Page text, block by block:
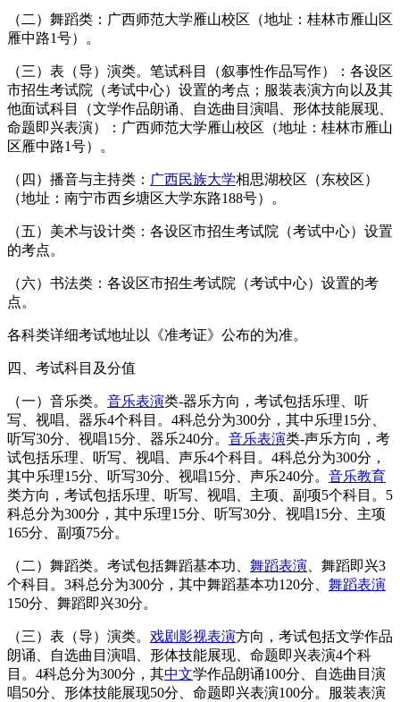
（二）舞蹈类：广西师范大学雁山校区（地址：桂林市雁山区
雁中路1号）。
（三）表（导）演类。笔试科目（叙事性作品写作）：各设区
市招生考试院（考试中心）设置的考点；服装表演方向以及其
他面试科目（文学作品朗诵、自选曲目演唱、形体技能展现、
命题即兴表演）：广西师范大学雁山校区（地址：桂林市雁山
区雁中路1号）。
（四）播音与主持类： 广西民族大学相思湖校区（东校区）
（地址：南宁市西乡塘区大学东路188号）。
（五）美术与设计类：各设区市招生考试院（考试中心）设置
的考点。
（六）书法类：各设区市招生考试院（考试中心）设置的考
点。
各科类详细考试地址以《准考证》公布的为准。
四、考试科目及分值
（一）音乐类。 音乐表演类-器乐方向，考试包括乐理、听
写、视唱、器乐4个科目。4科总分为300分，其中乐理15分、
听写30分、视唱15分、器乐240分。 音乐表演类-声乐方向，考
试包括乐理、听写、视唱、声乐4个科目。4科总分为300分，
其中乐理15分、听写30分、视唱15分、声乐240分。 音乐教育
类方向，考试包括乐理、听写、视唱、主项、副项5个科目。5
科总分为300分，其中乐理15分、听写30分、视唱15分、主项
165分、副项75分。
（二）舞蹈类。考试包括舞蹈基本功、 舞蹈表演 、舞蹈即兴3
个科目。3科总分为300分，其中舞蹈基本功120分、 舞蹈表演
150分、舞蹈即兴30分。
（三）表（导）演类。 戏剧影视表演方向，考试包括文学作品
朗诵、自选曲目演唱、形体技能展现、命题即兴表演4个科
目。4科总分为300分，其中文学作品朗诵100分、自选曲目演
唱50分、形体技能展现50分、命题即兴表演100分。服装表演